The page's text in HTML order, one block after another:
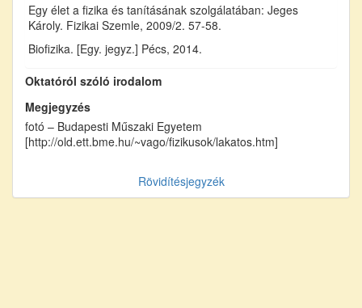
Egy élet a fizika és tanításának szolgálatában: Jeges
Károly. Fizikai Szemle, 2009/2. 57-58.
Biofizika. [Egy. jegyz.] Pécs, 2014.
Oktatóról szóló irodalom
Megjegyzés
fotó – Budapesti Műszaki Egyetem
[http://old.ett.bme.hu/~vago/fizikusok/lakatos.htm]
Rövidítésjegyzék